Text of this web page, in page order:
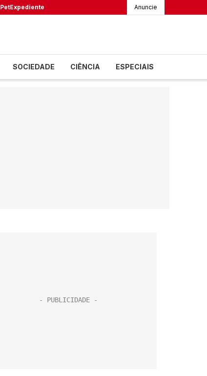
PetExpediente Anuncie
SOCIEDADE CIÊNCIA ESPECIAIS